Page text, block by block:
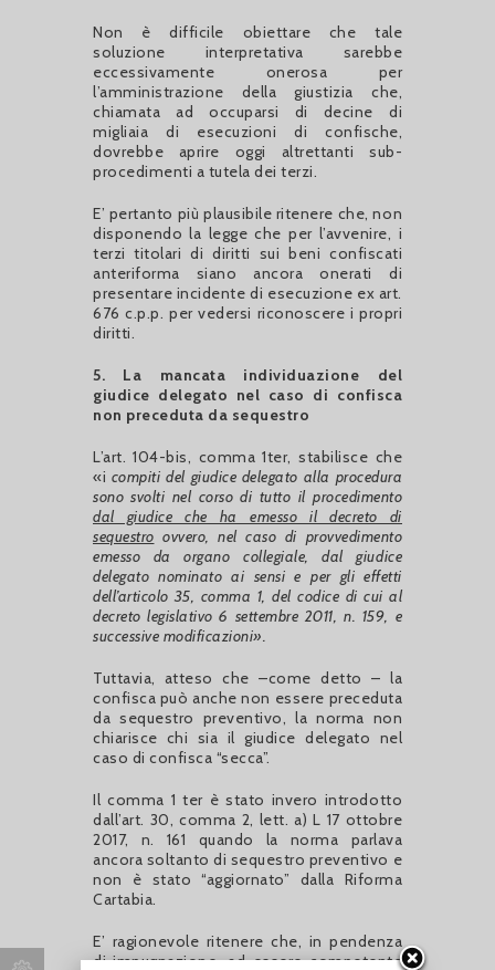
Non è difficile obiettare che tale
soluzione interpretativa sarebbe
eccessivamente onerosa per
l’amministrazione della giustizia che,
chiamata ad occuparsi di decine di
migliaia di esecuzioni di confische,
dovrebbe aprire oggi altrettanti sub-
procedimenti a tutela dei terzi.
E’ pertanto più plausibile ritenere che, non
disponendo la legge che per l’avvenire, i
terzi titolari di diritti sui beni confiscati
anteriforma siano ancora onerati di
presentare incidente di esecuzione ex art.
676 c.p.p. per vedersi riconoscere i propri
diritti.
5. La mancata individuazione del
giudice delegato nel caso di confisca
non preceduta da sequestro
L’art. 104-bis, comma 1ter, stabilisce che
«i compiti del giudice delegato alla procedura
sono svolti nel corso di tutto il procedimento
dal giudice che ha emesso il decreto di
sequestro ovvero, nel caso di provvedimento
emesso da organo collegiale, dal giudice
delegato nominato ai sensi e per gli effetti
dell’articolo 35, comma 1, del codice di cui al
decreto legislativo 6 settembre 2011, n. 159, e
successive modificazioni».
Tuttavia, atteso che –come detto – la
confisca può anche non essere preceduta
da sequestro preventivo, la norma non
chiarisce chi sia il giudice delegato nel
caso di confisca “secca”.
Il comma 1 ter è stato invero introdotto
dall’art. 30, comma 2, lett. a) L 17 ottobre
2017, n. 161 quando la norma parlava
ancora soltanto di sequestro preventivo e
non è stato “aggiornato” dalla Riforma
Cartabia.
E’ ragionevole ritenere che, in pendenza
di impugnazione, ad essere competente